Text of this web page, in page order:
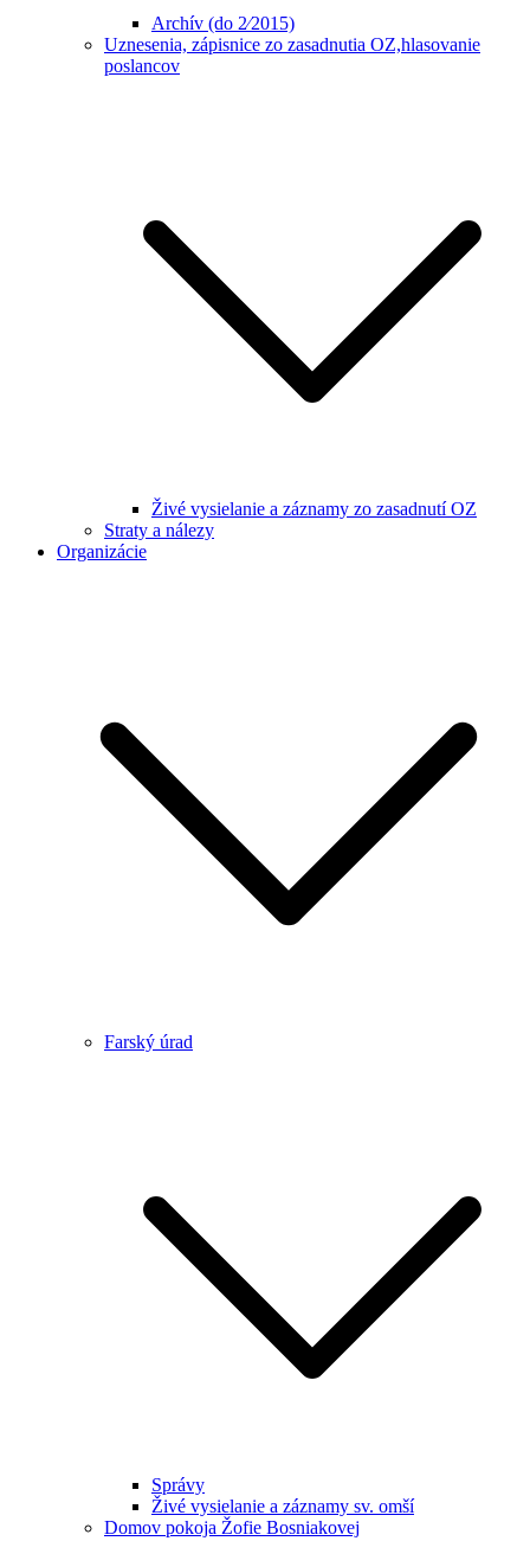
Archív (do 2⁄2015)
Uznesenia, zápisnice zo zasadnutia OZ,hlasovanie
poslancov
Živé vysielanie a záznamy zo zasadnutí OZ
Straty a nálezy
Organizácie
Farský úrad
Správy
Živé vysielanie a záznamy sv. omší
Domov pokoja Žofie Bosniakovej